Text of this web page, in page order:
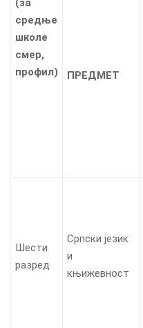
средње
школе
смер,
профил) ПРЕДМЕТ
Шести
разред
Српски језик
и
књижевност